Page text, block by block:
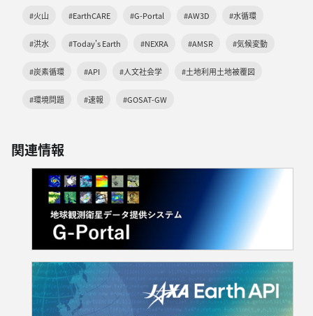
#火山 #EarthCARE #G-Portal #AW3D #水循環
#洪水 #Today's Earth #NEXRA #AMSR #気候変動
#炭素循環 #API #人文社会学 #土地利用土地被覆図
#環境問題 #速報 #GOSAT-GW
関連情報